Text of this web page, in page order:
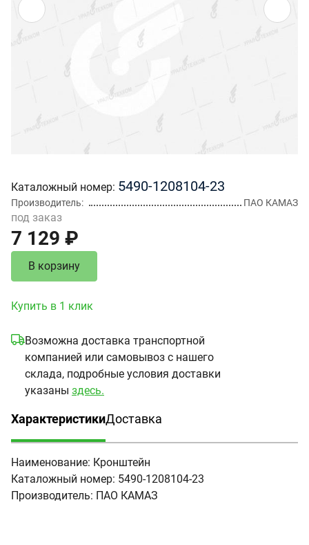
Каталожный номер 5490-1208104-23
Производитель ПАО КАМАЗ
под заказ
7 129 ₽
В корзину
Купить в 1 клик
Возможна доставка транспортной
компанией или самовывоз с нашего
склада, подробные условия доставки
указаны здесь.
Характеристики
(активная вкладка)
Доставка
Наименование: Кронштейн
Каталожный номер: 5490-1208104-23
Производитель: ПАО КАМАЗ